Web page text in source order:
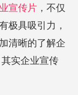
宣传片，不仅
极具吸引力，
清晰的了解企
实企业宣传